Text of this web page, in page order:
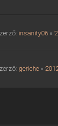
insanity06«
geriche«